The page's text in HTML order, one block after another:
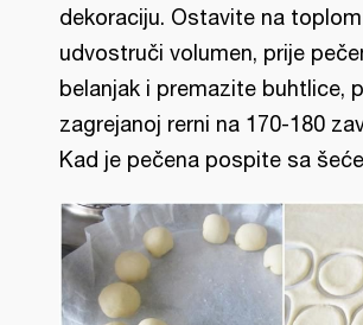
dekoraciju. Ostavite na
udvostruči volumen, prije
belanjak i premazite buhtlice,
zagrejanoj rerni na 170-180
Kad je pečena pospite sa